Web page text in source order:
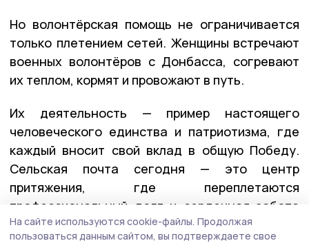
Но волонтёрская помощь не ограничивается
только плетением сетей. Женщины встречают
военных волонтёров с Донбасса, согревают
их теплом, кормят и провожают в путь.
Их деятельность — пример настоящего
человеческого единства и патриотизма, где
каждый вносит свой вклад в общую Победу.
Сельская почта сегодня — это центр
притяжения, где переплетаются
профессиональный долг и сердечная забота
о тех, кто нуждается в поддержке.
На сайте используются cookie-файлы. Продолжая
пользоваться данным сайтом, вы подтверждаете свое